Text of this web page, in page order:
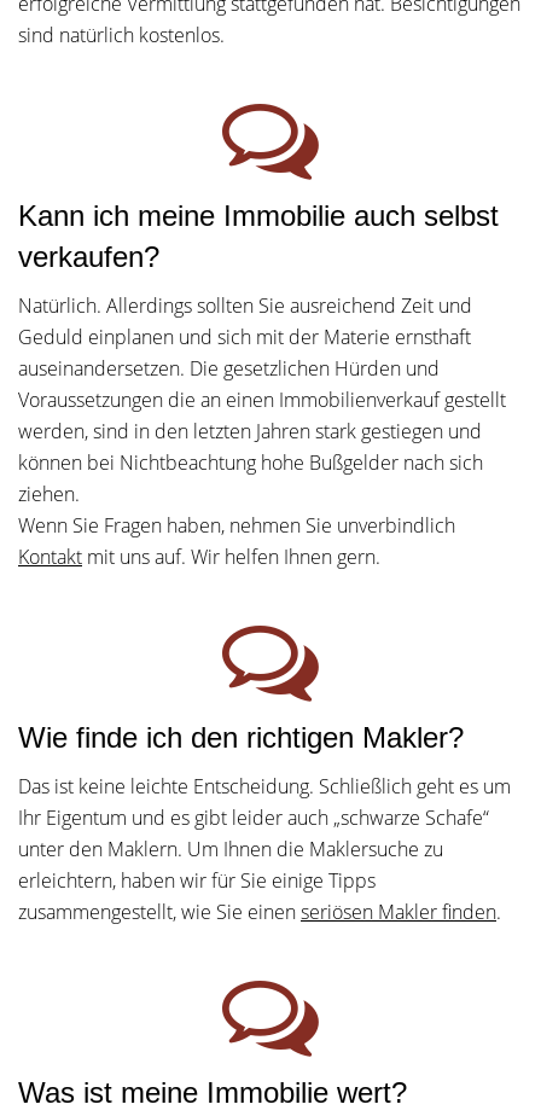
sind natürlich kostenlos.
Kann ich meine Immobilie auch selbst
verkaufen?
Natürlich. Allerdings sollten Sie ausreichend Zeit und
Geduld einplanen und sich mit der Materie ernsthaft
auseinandersetzen. Die gesetzlichen Hürden und
Voraussetzungen die an einen Immobilienverkauf gestellt
werden, sind in den letzten Jahren stark gestiegen und
können bei Nichtbeachtung hohe Bußgelder nach sich
ziehen.
Wenn Sie Fragen haben, nehmen Sie unverbindlich
Kontakt mit uns auf. Wir helfen Ihnen gern.
Wie finde ich den richtigen Makler?
Das ist keine leichte Entscheidung. Schließlich geht es um
Ihr Eigentum und es gibt leider auch „schwarze Schafe“
unter den Maklern. Um Ihnen die Maklersuche zu
erleichtern, haben wir für Sie einige Tipps
zusammengestellt, wie Sie einenseriösen Makler finden.
Was ist meine Immobilie wert?